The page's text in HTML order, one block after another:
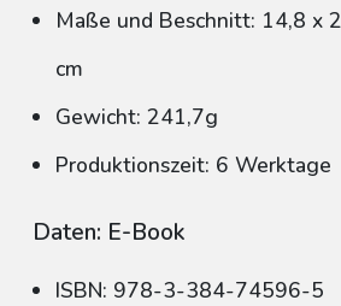
Maße und Beschnitt: 14,8 x
cm
Gewicht: 241,7g
Produktionszeit: 6 Werktage
Daten: E-Book
ISBN: 978-3-384-74596-5